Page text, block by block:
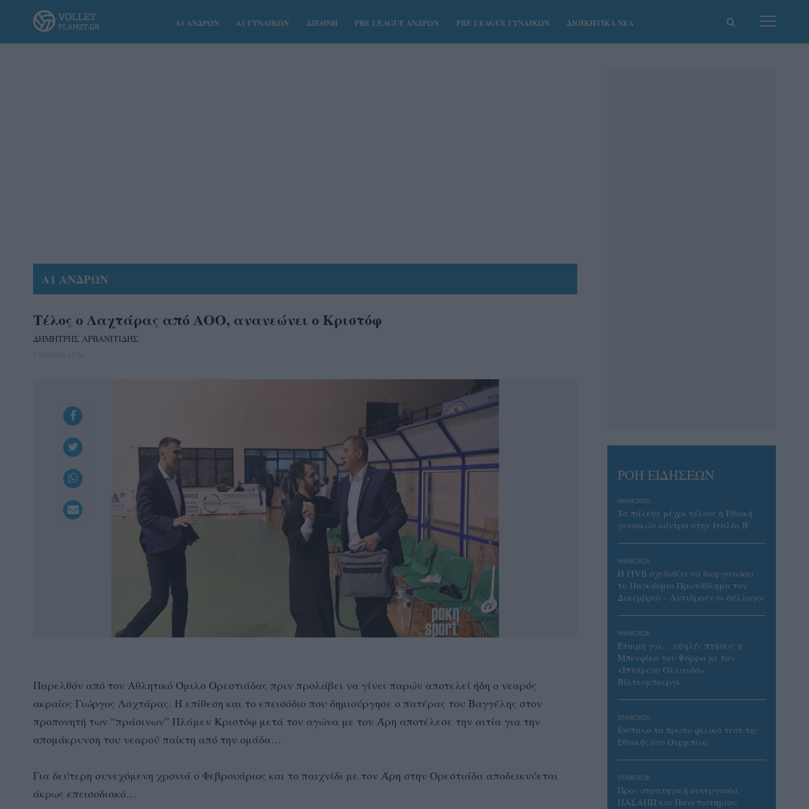
Α1 ΑΝΔΡΩΝ Α1 ΓΥΝΑΙΚΩΝ ΔΙΕΘΝΗ PRE LEAGUE ΑΝΔΡΩΝ PRE LEAGUE ΓΥΝΑΙΚΩΝ ΔΙΟΙΚΗΤΙΚΑ ΝΕΑ
Α1 ΑΝΔΡΩΝ
Τέλος ο Λαχτάρας από ΑΟΟ, ανανεώνει ο Κριστόφ
ΔΗΜΗΤΡΗΣ ΑΡΒΑΝΙΤΙΔΗΣ
Παρελθόν από τον Αθλητικό Όμιλο Ορεστιάδας πριν προλάβει να γίνει παρών αποτελεί ήδη ο νεαρός
ακραίος Γιώργος Λαχτάρας. Η επίθεση και το επεισόδιο που δημιούργησε ο πατέρας του Βαγγέλης στον
προπονητή των “πράσινων” Πλάμεν Κριστόφ μετά τον αγώνα με τον Άρη αποτέλεσε την αιτία για την
απομάκρυνση του νεαρού παίκτη από την ομάδα…
Για δεύτερη συνεχόμενη χρονιά ο Φεβρουάριος και το παιχνίδι με τον Άρη στην Ορεστιάδα αποδεικνύεται
άκρως επεισοδιακό…
ΡΟΗ ΕΙΔΗΣΕΩΝ
06/08/2026
Το πάλεψε μέχρι τέλους η Εθνική
γυναικών κόντρα στην Ιταλία Β’
06/08/2026
Η FIVB σχεδιάζει να διοργανώσει
το Παγκόσμιο Πρωτάθλημα τον
Δεκέμβριο – Αντιδρούν οι σύλλογοι
06/08/2026
Έτοιμη για… υψηλές πτήσεις η
Μπενφίκα του Ψάρρα με τον
«Ιπτάμενο Ολλανδό»
Βίλτενμπουργκ
05/08/2026
Ισόπαλο το πρωτο φιλικό τεστ της
Εθνικής στο Ουρμπίνο
05/08/2026
Προς στρατηγική συνεργασία
ΠΑΣΑΠΠ και Πανεπιστημίου